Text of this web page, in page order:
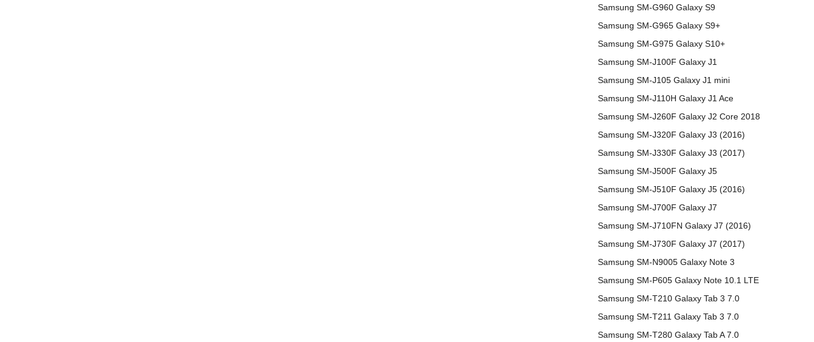
Samsung SM-G960 Galaxy S9
Samsung SM-G965 Galaxy S9+
Samsung SM-G975 Galaxy S10+
Samsung SM-J100F Galaxy J1
Samsung SM-J105 Galaxy J1 mini
Samsung SM-J110H Galaxy J1 Ace
Samsung SM-J260F Galaxy J2 Core 2018
Samsung SM-J320F Galaxy J3 (2016)
Samsung SM-J330F Galaxy J3 (2017)
Samsung SM-J500F Galaxy J5
Samsung SM-J510F Galaxy J5 (2016)
Samsung SM-J700F Galaxy J7
Samsung SM-J710FN Galaxy J7 (2016)
Samsung SM-J730F Galaxy J7 (2017)
Samsung SM-N9005 Galaxy Note 3
Samsung SM-P605 Galaxy Note 10.1 LTE
Samsung SM-T210 Galaxy Tab 3 7.0
Samsung SM-T211 Galaxy Tab 3 7.0
Samsung SM-T280 Galaxy Tab A 7.0